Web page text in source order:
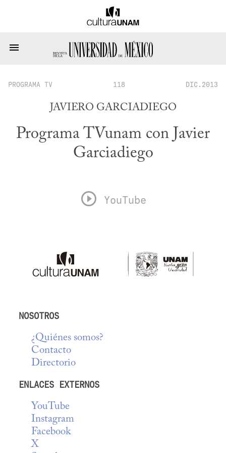
PROGRAMA TV 118 DIC.2013
JAVIERO GARCIADIEGO
Programa TVunam con Javier
Garciadiego
YouTube
NOSOTROS
¿Quiénes somos?
Contacto
Directorio
ENLACES EXTERNOS
YouTube
Instagram
Facebook
X